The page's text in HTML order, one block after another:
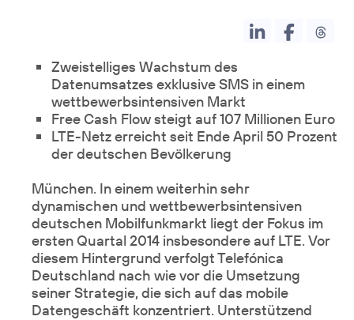
Zweistelliges Wachstum des
Datenumsatzes exklusive SMS in einem
wettbewerbsintensiven Markt
Free Cash Flow steigt auf 107 Millionen Euro
LTE-Netz erreicht seit Ende April 50 Prozent
der deutschen Bevölkerung
München. In einem weiterhin sehr
dynamischen und wettbewerbsintensiven
deutschen Mobilfunkmarkt liegt der Fokus im
ersten Quartal 2014 insbesondere auf LTE. Vor
diesem Hintergrund verfolgt Telefónica
Deutschland nach wie vor die Umsetzung
seiner Strategie, die sich auf das mobile
Datengeschäft konzentriert. Unterstützend